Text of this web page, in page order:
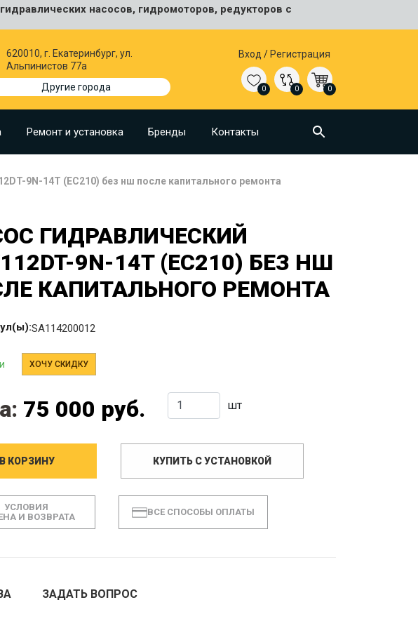
насосов, гидромоторов, редукторов с
620010, г. Екатеринбург, ул.
Альпинистов 77а
Другие города
Вход / Регистрация
0 0 0
Ремонт и установка Бренды Контакты
9N-14T (EC210) без нш после капитального ремонта
ГИДРАВЛИЧЕСКИЙ
9N-14T (EC210) БЕЗ НШ
КАПИТАЛЬНОГО РЕМОНТА
SA114200012
ХОЧУ СКИДКУ
75 000 руб. шт
В КОРЗИНУ КУПИТЬ С УСТАНОВКОЙ
УСЛОВИЯ
И ВОЗВРАТА
ВСЕ СПОСОБЫ ОПЛАТЫ
ЗАДАТЬ ВОПРОС